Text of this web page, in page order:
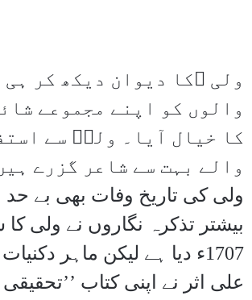
ولی ؔکا دیوان دیکھ کر ہی
والوں کو اپنے مجموعے
کا خیال آیا۔ ولیؔ سے
والے بہت سے شاعر گزرے
ولی کی تاریخ وفات بھی بے حد
بیشتر تذکرہ نگاروں نے ولی
1707ء دیا ہے لیکن ماہر
علی اثر نے اپنی کتاب